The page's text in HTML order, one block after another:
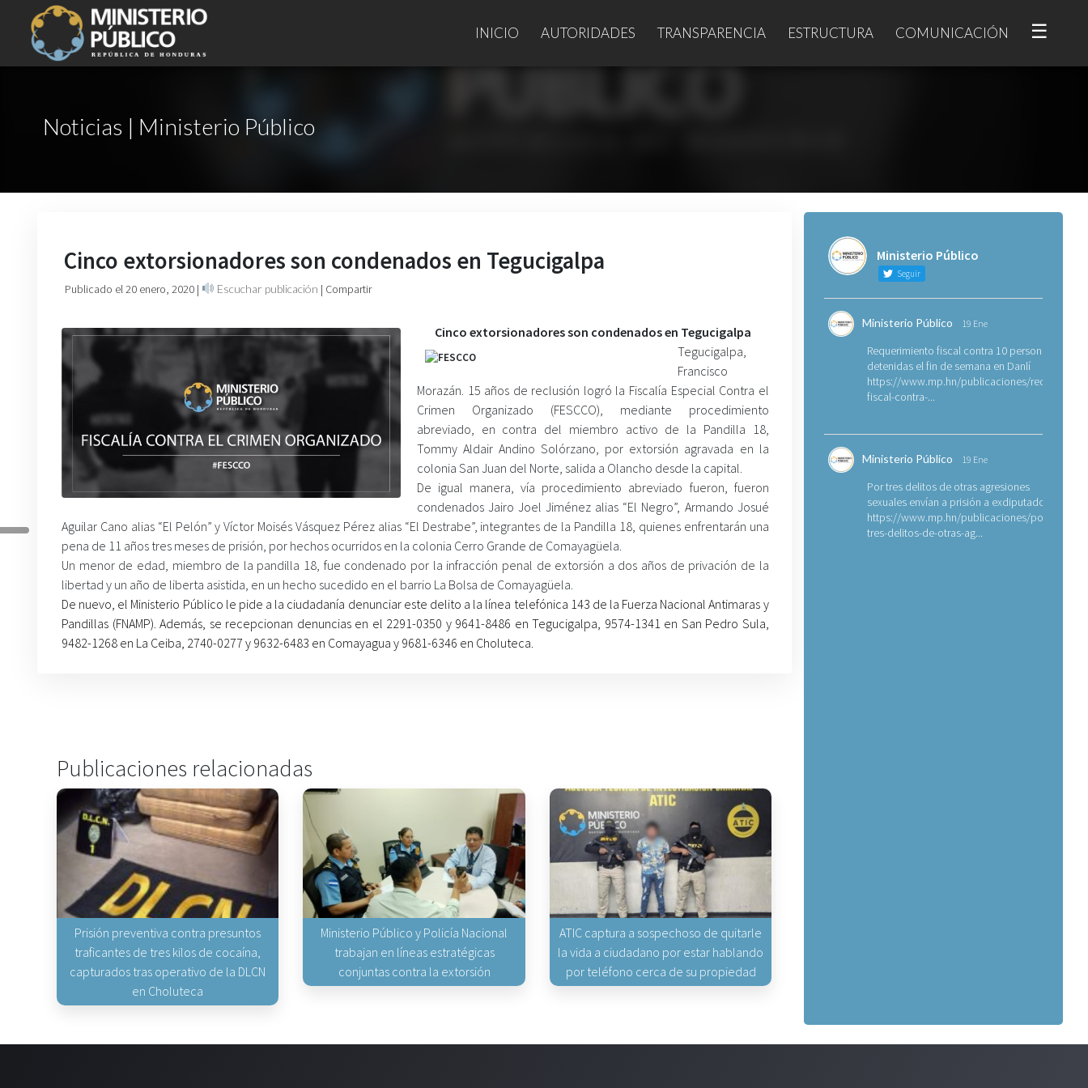
INICIO AUTORIDADES TRANSPARENCIA ESTRUCTURA COMUNICACIÓN ☰
Noticias | Ministerio Público
Cinco extorsionadores son condenados en Tegucigalpa
Publicado el 20 enero, 2020 | Escuchar publicación | Compartir
Cinco extorsionadores son condenados en Tegucigalpa
Tegucigalpa,
Francisco
Morazán. 15 años de reclusión logró la Fiscalía Especial Contra el
Crimen Organizado (FESCCO), mediante procedimiento
abreviado, en contra del miembro activo de la Pandilla 18,
Tommy Aldair Andino Solórzano, por extorsión agravada en la
colonia San Juan del Norte, salida a Olancho desde la capital.
De igual manera, vía procedimiento abreviado fueron, fueron
condenados Jairo Joel Jiménez alias “El Negro”, Armando Josué
Aguilar Cano alias “El Pelón” y Víctor Moisés Vásquez Pérez alias “El Destrabe”, integrantes de la Pandilla 18, quienes enfrentarán una
pena de 11 años tres meses de prisión, por hechos ocurridos en la colonia Cerro Grande de Comayagüela.
Un menor de edad, miembro de la pandilla 18, fue condenado por la infracción penal de extorsión a dos años de privación de la
libertad y un año de liberta asistida, en un hecho sucedido en el barrio La Bolsa de Comayagüela.
De nuevo, el Ministerio Público le pide a la ciudadanía denunciar este delito a la línea telefónica 143 de la Fuerza Nacional Antimaras y
Pandillas (FNAMP). Además, se recepcionan denuncias en el 2291-0350 y 9641-8486 en Tegucigalpa, 9574-1341 en San Pedro Sula,
9482-1268 en La Ceiba, 2740-0277 y 9632-6483 en Comayagua y 9681-6346 en Choluteca.
Publicaciones relacionadas
Prisión preventiva contra presuntos
traficantes de tres kilos de cocaína,
capturados tras operativo de la DLCN
en Choluteca
Ministerio Público y Policía Nacional
trabajan en líneas estratégicas
conjuntas contra la extorsión
ATIC captura a sospechoso de quitarle
la vida a ciudadano por estar hablando
por teléfono cerca de su propiedad
Ministerio Público
Seguir
Ministerio Público 19 Ene
Requerimiento fiscal contra 10 personas
detenidas el fin de semana en Danlí
https://www.mp.hn/publicaciones/
fiscal-contra-...
Ministerio Público 19 Ene
Por tres delitos de otras agresiones
sexuales envían a prisión a exdiputado
https://www.mp.hn/publicaciones/por-
tres-delitos-de-otras-ag...